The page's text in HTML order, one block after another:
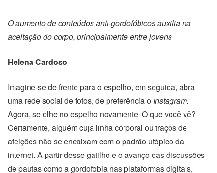
O aumento de conteúdos anti-gordofóbicos auxilia na
aceitação do corpo, principalmente entre jovens
Helena Cardoso
Imagine-se de frente para o espelho, em seguida, abra
uma rede social de fotos, de preferência o Instagram.
Agora, se olhe no espelho novamente. O que você vê?
Certamente, alguém cuja linha corporal ou traços de
afeições não se encaixam com o padrão utópico da
internet. A partir desse gatilho e o avançodas discussões
de pautas como a gordofobia nas plataformas digitais,